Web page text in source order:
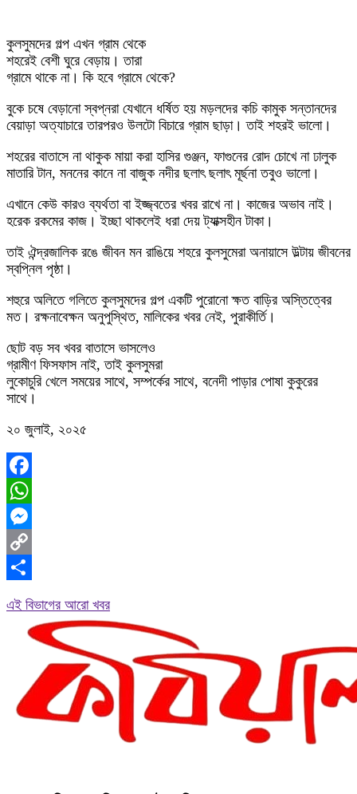
কুলসুমদের গল্প এখন গ্রাম থেকে
শহরেই বেশী ঘুরে বেড়ায়। তারা
গ্রামে থাকে না। কি হবে গ্রামে থেকে?
বুকে চষে বেড়ানো স্বপ্নরা যেখানে ধর্ষিত হয় মড়লদের কচি কামুক সন্তানদের
বেয়াড়া অত্যাচারে তারপরও উলটো বিচারে গ্রাম ছাড়া। তাই শহরই ভালো।
শহরের বাতাসে না থাকুক মায়া করা হাসির গুঞ্জন, ফাগুনের রোদ চোখে না ঢালুক
মাতারি টান, মননের কানে না বাজুক নদীর ছলাৎ ছলাৎ মূর্ছনা তবুও ভালো।
এখানে কেউ কারও ব্যর্থতা বা ইজ্জ্বতের খবর রাখে না। কাজের অভাব নাই।
হরেক রকমের কাজ। ইচ্ছা থাকলেই ধরা দেয় ট্যাক্সহীন টাকা।
তাই ঐন্দ্রজালিক রঙে জীবন মন রাঙিয়ে শহরে কুলসুমেরা অনায়াসে উল্টায় জীবনের
স্বপ্নিল পৃষ্ঠা।
শহুরে অলিতে গলিতে কুলসুমদের গল্প একটি পুরোনো ক্ষত বাড়ির অস্তিত্বের
মত। রক্ষনাবেক্ষন অনুপুস্থিত, মালিকের খবর নেই, পুরাকীর্তি।
ছোট বড় সব খবর বাতাসে ভাসলেও
গ্রামীণ ফিসফাস নাই, তাই কুলসুমরা
লুকোচুরি খেলে সময়ের সাথে, সম্পর্কের সাথে, বনেদী পাড়ার পোষা কুকুরের
সাথে।
২০ জুলাই, ২০২৫
Facebook
WhatsApp
Messenger
Copy
এই বিভাগের আরো খবর